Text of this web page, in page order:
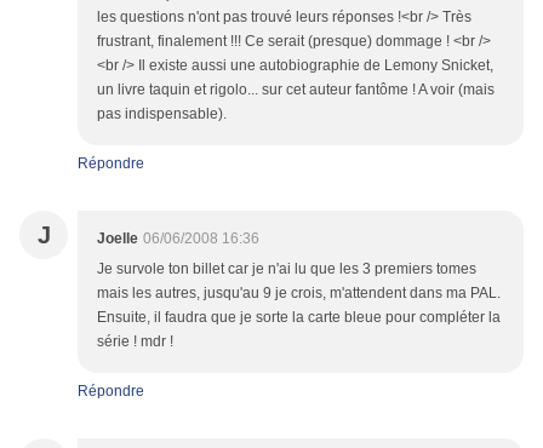
les questions n'ont pas trouvé leurs réponses !<br /> Très
frustrant, finalement !!! Ce serait (presque) dommage ! <br />
<br /> Il existe aussi une autobiographie de Lemony Snicket,
un livre taquin et rigolo... sur cet auteur fantôme ! A voir (mais
pas indispensable).
Répondre
J Joelle 06/06/2008 16:36
Je survole ton billet car je n'ai lu que les 3 premiers tomes
mais les autres, jusqu'au 9 je crois, m'attendent dans ma PAL.
Ensuite, il faudra que je sorte la carte bleue pour compléter la
série ! mdr !
Répondre